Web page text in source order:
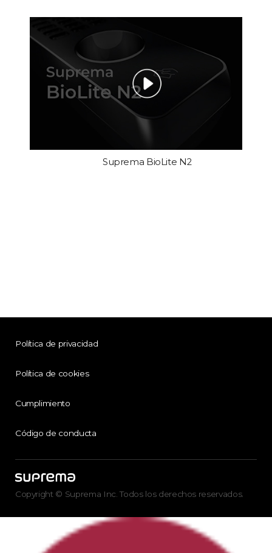
Suprema BioLite N2
Política de privacidad
Política de cookies
Cumplimiento
Código de conducta
Copyright © Suprema Inc. Todos los derechos reservados.